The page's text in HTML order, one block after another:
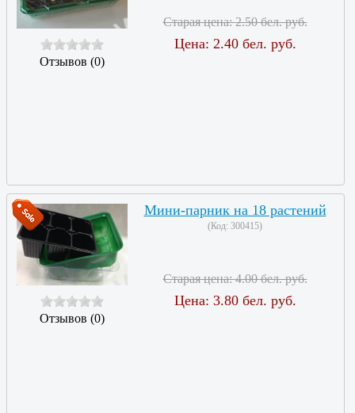
Отзывов (0)
Старая цена:2.50 бел. руб.
Цена: 2.40 бел. руб.
Отзывов (0)
Мини-парник на 18 растений
(Код: 300415)
Старая цена:4.00 бел. руб.
Цена: 3.80 бел. руб.